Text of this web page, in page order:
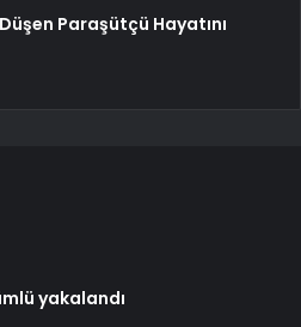
Paraşütçü Hayatını
yakalandı